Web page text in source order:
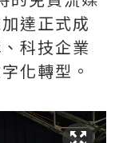
達正式成
科技企業
化轉型。